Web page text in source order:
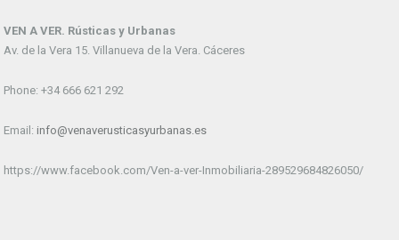
VEN A VER. Rústicas y Urbanas
Av. de la Vera 15. Villanueva de la Vera. Cáceres
Phone: +34 666 621 292
Email: info@venaverusticasyurbanas.es
https://www.facebook.com/Ven-a-ver-Inmobiliaria-289529684826050/